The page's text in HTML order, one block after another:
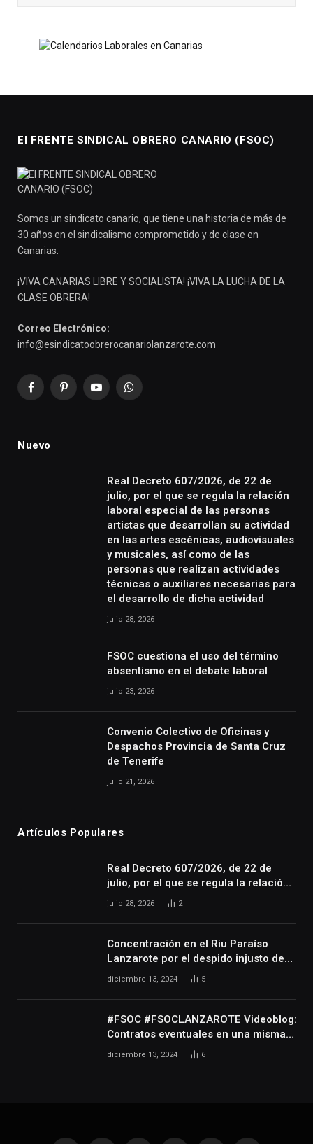
El FRENTE SINDICAL OBRERO CANARIO (FSOC)
Somos un sindicato canario, que tiene una historia de más de
30 años en el sindicalismo comprometido y de clase en
Canarias.
¡VIVA CANARIAS LIBRE Y SOCIALISTA! ¡VIVA LA LUCHA DE LA
CLASE OBRERA!
Correo Electrónico:
info@esindicatoobrerocanariolanzarote.com
FacebookPinterestYouTubeWhatsApp
Nuevo
Real Decreto 607/2026, de 22 de
julio, por el que se regula la relación
laboral especial de las personas
artistas que desarrollan su actividad
en las artes escénicas, audiovisuales
y musicales, así como de las
personas que realizan actividades
técnicas o auxiliares necesarias para
el desarrollo de dicha actividad
julio 28, 2026
FSOC cuestiona el uso del término
absentismo en el debate laboral
julio 23, 2026
Convenio Colectivo de Oficinas y
Despachos Provincia de Santa Cruz
de Tenerife
julio 21, 2026
Artículos Populares
Real Decreto 607/2026, de 22 de
julio, por el que se regula la relación
laboral especial de las personas
en las artes escénicas, audiovisuales
y musicales, así como de las
personas que realizan actividades
el desarrollo de dicha actividad
julio 28, 2026 2
Concentración en el Riu Paraíso
Lanzarote por el despido injusto de
la trabajadora Katerine
diciembre 13, 2024 5
#FSOC #FSOCLANZAROTE Videoblog:
Contratos eventuales en una misma
empresa durante varios años
diciembre 13, 2024 6